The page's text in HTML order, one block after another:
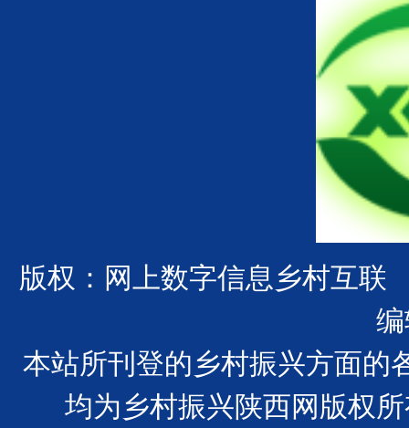
版权：网上数字信息乡村互
本站所刊登的乡村振兴方面的
均为乡村振兴陕西网版权